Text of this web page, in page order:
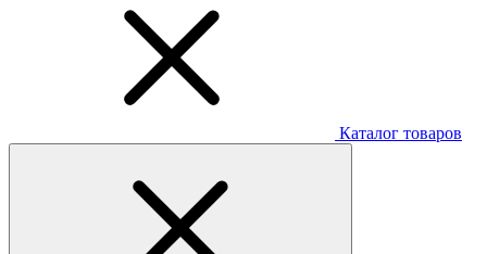
Каталог товаров